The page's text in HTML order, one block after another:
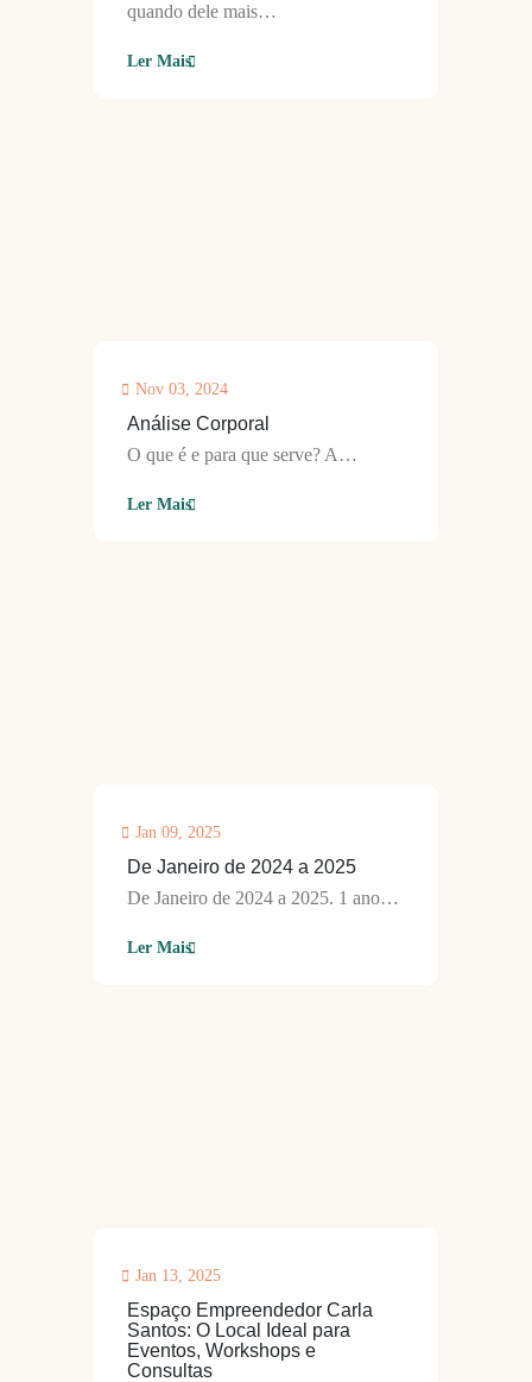
quando dele mais…
Ler Mais
Nov 03, 2024
Análise Corporal
O que é e para que serve? A…
Ler Mais
Jan 09, 2025
De Janeiro de 2024 a 2025
De Janeiro de 2024 a 2025. 1 ano…
Ler Mais
Jan 13, 2025
Espaço Empreendedor Carla
Santos: O Local Ideal para
Eventos, Workshops e
Consultas